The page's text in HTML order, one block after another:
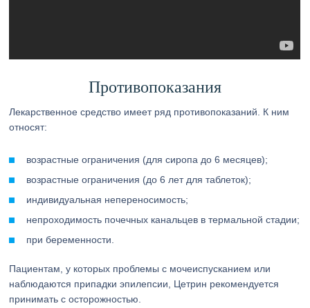
Противопоказания
Лекарственное средство имеет ряд противопоказаний. К ним
относят:
возрастные ограничения (для сиропа до 6 месяцев);
возрастные ограничения (до 6 лет для таблеток);
индивидуальная непереносимость;
непроходимость почечных канальцев в термальной стадии;
при беременности.
Пациентам, у которых проблемы с мочеиспусканием или
наблюдаются припадки эпилепсии, Цетрин рекомендуется
принимать с осторожностью.